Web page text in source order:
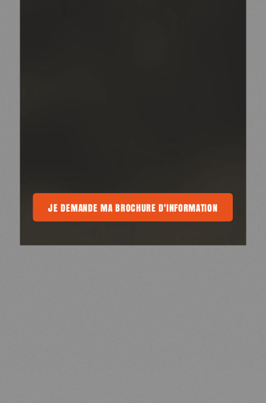
BROCHURE D'INFORMATION JE DEMANDE MA BROCHURE
JE DEMANDE MA BROCHURE D'INFORMATION